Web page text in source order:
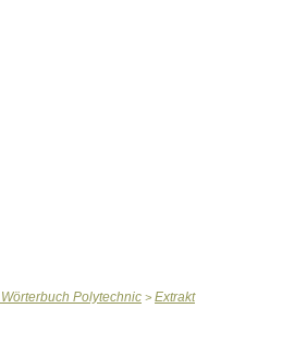
Polytechnic > Extrakt